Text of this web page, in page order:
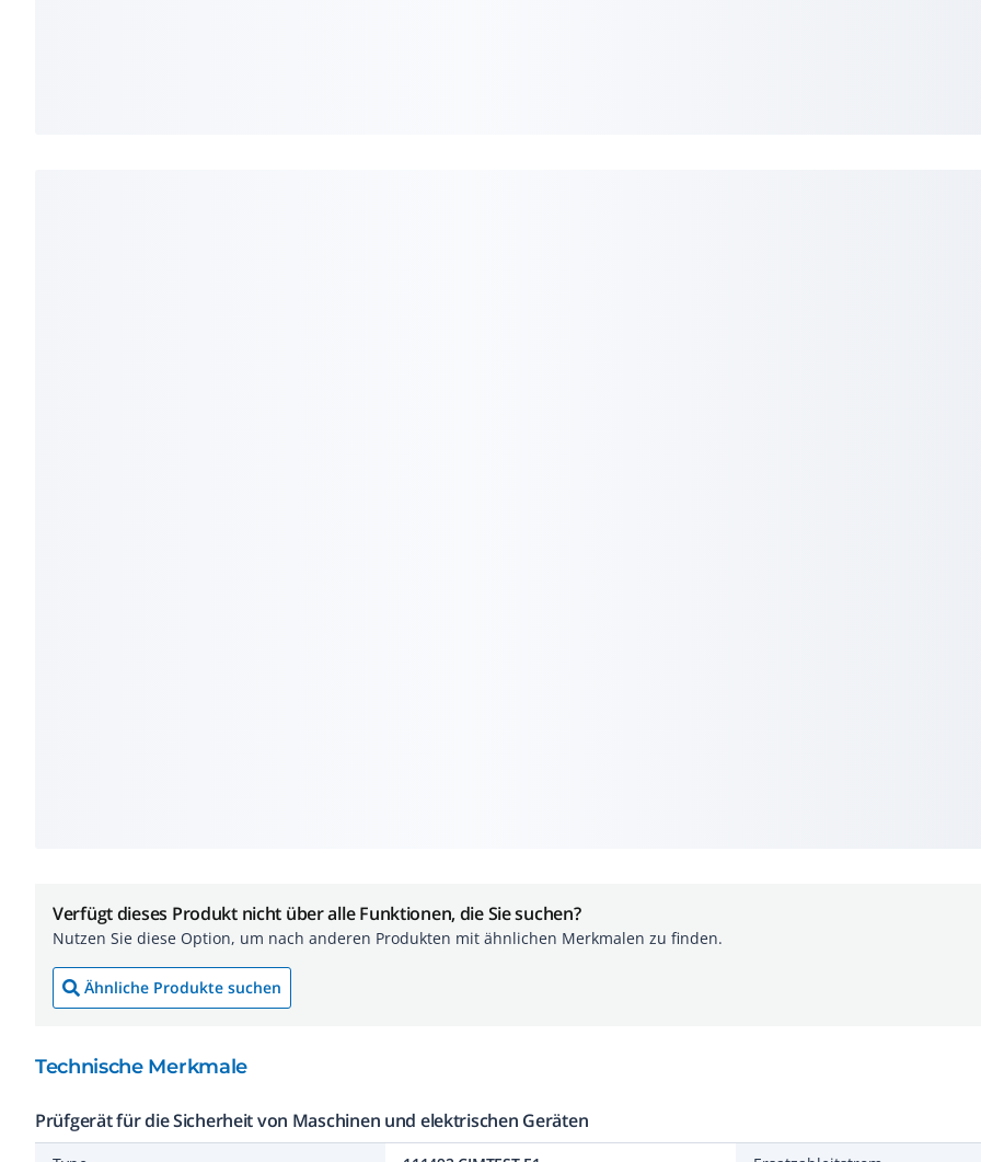
Verfügt dieses Produkt nicht über alle Funktionen, die Sie suchen?
Nutzen Sie diese Option, um nach anderen Produkten mit ähnlichen Merkmalen zu finden.
Ähnliche Produkte suchen
Technische Merkmale
Prüfgerät für die Sicherheit von Maschinen und elektrischen Geräten